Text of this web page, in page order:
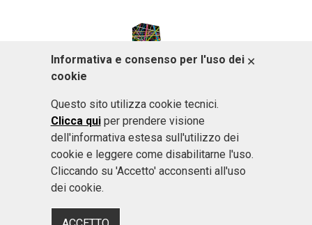
ACCETTO
Informativa e consenso per l'uso dei
cookie
Questo sito utilizza cookie tecnici.
Clicca quiper prendere visione
dell'informativa estesa sull'utilizzo dei
cookie e leggere come disabilitarne l'uso.
Cliccando su 'Accetto' acconsenti all'uso
dei cookie.